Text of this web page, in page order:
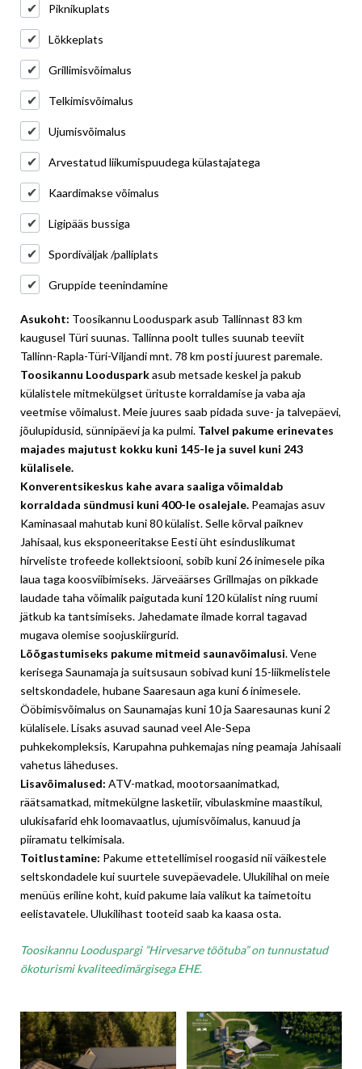
Piknikuplats
Lõkkeplats
Grillimisvõimalus
Telkimisvõimalus
Ujumisvõimalus
Arvestatud liikumispuudega külastajatega
Kaardimakse võimalus
Ligipääs bussiga
Spordiväljak /palliplats
Gruppide teenindamine
Asukoht: Toosikannu Looduspark asub Tallinnast 83 km
kaugusel Türi suunas. Tallinna poolt tulles suunab teeviit
Tallinn-Rapla-Türi-Viljandi mnt. 78 km posti juurest paremale.
Toosikannu Loodusparkasub metsade keskel ja pakub
külalistele mitmekülgset ürituste korraldamise ja vaba aja
veetmise võimalust. Meie juures saab pidada suve- ja talvepäevi,
jõulupidusid, sünnipäevi ja ka pulmi. Talvel pakume erinevates
majades majutust kokku kuni 145-le ja suvel kuni 243
külalisele.
Konverentsikeskus kahe avara saaliga võimaldab
korraldada sündmusi kuni 400-le osalejale. Peamajas asuv
Kaminasaal mahutab kuni 80 külalist. Selle kõrval paiknev
Jahisaal, kus eksponeeritakse Eesti üht esinduslikumat
hirveliste trofeede kollektsiooni, sobib kuni 26 inimesele pika
laua taga koosviibimiseks. Järveäärses Grillmajas on pikkade
laudade taha võimalik paigutada kuni 120 külalist ning ruumi
jätkub ka tantsimiseks. Jahedamate ilmade korral tagavad
mugava olemise soojuskiirgurid.
Lõõgastumiseks pakume mitmeid saunavõimalusi. Vene
kerisega Saunamaja ja suitsusaun sobivad kuni 15-liikmelistele
seltskondadele, hubane Saaresaun aga kuni 6 inimesele.
Ööbimisvõimalus on Saunamajas kuni 10 ja Saaresaunas kuni 2
külalisele. Lisaks asuvad saunad veel Ale-Sepa
puhkekompleksis, Karupahna puhkemajas ning peamaja Jahisaali
vahetus läheduses.
Lisavõimalused: ATV-matkad, mootorsaanimatkad,
räätsamatkad, mitmekülgne lasketiir, vibulaskmine maastikul,
ulukisafarid ehk loomavaatlus, ujumisvõimalus, kanuud ja
piiramatu telkimisala.
Toitlustamine: Pakume ettetellimisel roogasid nii väikestele
seltskondadele kui suurtele suvepäevadele. Ulukilihal on meie
menüüs eriline koht, kuid pakume laia valikut ka taimetoitu
eelistavatele. Ulukilihast tooteid saab ka kaasa osta.
Toosikannu Looduspargi ”Hirvesarve töötuba” on tunnustatud
ökoturismi kvaliteedimärgisega EHE.